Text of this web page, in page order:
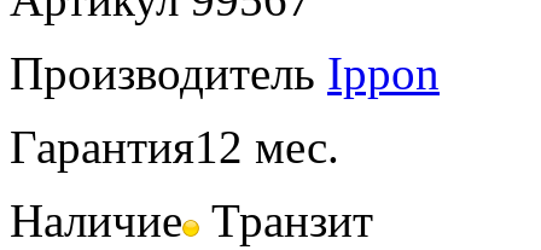
Производитель Ippon
Гарантия12 мес.
Наличие Транзит